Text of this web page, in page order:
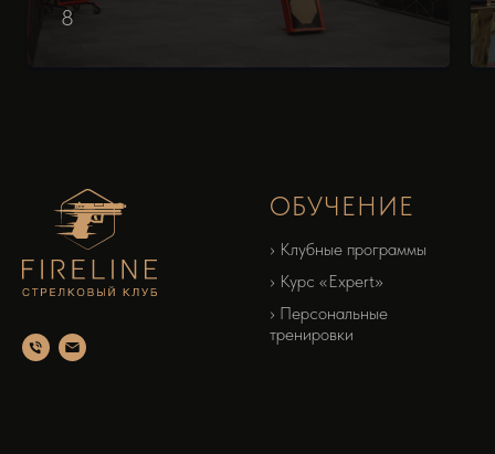
8
ОБУЧЕНИЕ
› Клубные программы
› Курс «‎Expert»‎
› Персональные
тренировки